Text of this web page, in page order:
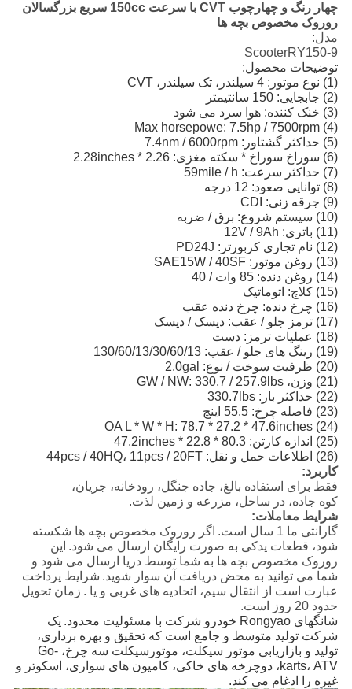
چهار رنگ و چهارچوب CVT با سرعت 150cc سریع بزرگسالان
روروک مخصوص بچه ها
مدل:
ScooterRY150-9
توضیحات محصول:
(1) نوع موتور: 4 سیلندر، تک سیلندر، CVT
(2) جابجایی: 150 سانتیمتر
(3) خنک کننده: هوا سرد می شود
(4) Max horsepowe: 7.5hp / 7500rpm
(5) حداکثر گشتاور: 7.4nm / 6000rpm
(6) سوراخ سوراخ * سکته مغزی: 2.26 * 2.28inches
(7) حداکثر سرعت: 59mile / h
(8) توانایی صعود: 12 درجه
(9) جرقه زنی: CDI
(10) سیستم شروع: برق / ضربه
(11) باتری: 12V / 9Ah
(12) نام تجاری کربورتر: PD24J
(13) روغن موتور: SAE15W / 40SF
(14) روغن دنده: 85 وات / 40
(15) کلاچ: اتوماتیک
(16) چرخ دنده: چرخ دنده عقب
(17) ترمز جلو / عقب: دیسک / دیسک
(18) عملیات ترمز: دست
(19) رینگ های جلو / عقب: 130/60/13/30/60/13
(20) ظرفیت سوخت / نوع: 2.0gal
(21) وزن، GW / NW: 330.7 / 257.9lbs
(22) حداکثر بار: 330.7lbs
(23) فاصله چرخ: 55.5 اینچ
(24) OA L * W * H: 78.7 * 27.2 * 47.6inches
(25) اندازه کارتن: 80.3 * 22.8 * 47.2inches
(26) اطلاعات حمل و نقل: 44pcs / 40HQ، 11pcs / 20FT
کاربرد:
فقط برای استفاده بالغ، جاده جنگل، رودخانه، جریان،
کوه جاده، در ساحل، مزرعه و زمین لذت.
شرایط معاملات:
گارانتی ما 1 سال است.
اگر روروک مخصوص بچه ها شکسته
شود، قطعات یدکی به صورت رایگان ارسال می شود. این
روروک مخصوص بچه ها به شما توسط دریا ارسال می شود و
شما می توانید به محض دریافت آن سوار شوید. شرایط پرداخت
عبارت است از انتقال سیم، اتحادیه های غربی و یا . زمان تحویل
حدود 20 روز است.
شانگهای Rongyao خودرو شرکت با مسئولیت محدود.
یک
شرکت تولید متوسط ​​و جامع است که تحقیق و بهره برداری،
تولید و بازاریابی موتور سیکلت، موتورسیکلت سه چرخ، Go-
karts، ATV، دوچرخه های خاکی، کامیون های سواری، اسکوتر و
غیره را ادغام می کند.